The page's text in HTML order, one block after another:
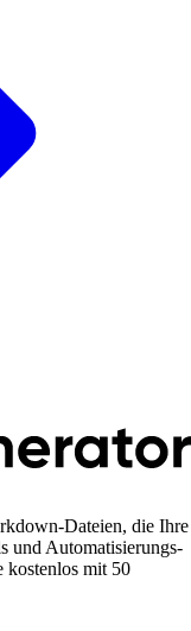
Dateien, die Ihre
und Automatisierungs-
kostenlos mit 50